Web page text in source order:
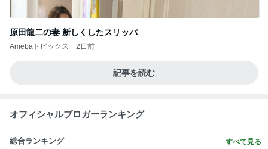
原田龍二の妻 新しくしたスリッパ
Amebaトピックス 2日前
記事を読む
オフィシャルブロガーランキング
総合ランキング すべて見る